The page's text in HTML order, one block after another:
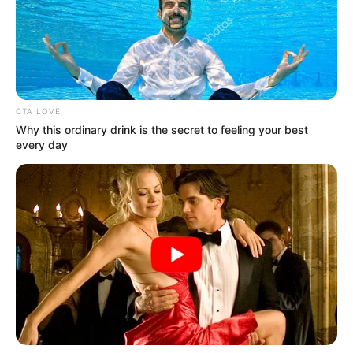
uno a veces no las espera. El artista se debe a su público
y no es la primera vez que pasa algo así en una tarima.
Esta es una comunidad a la que yo respeto y lo último
que yo tendría hacia a ellos sería una reacción de
grosería, de humillación o de racismo. Simplemente como
un artista profesional le doy manejo a la situación y ya”,
Agregó: “A todos esos que están pensando esas cosas de
mí, quiero decirlesque no soy eso que piensan, yo tengo
mi esposa, dos hijos, un hogar y soy feliz. Tengo paz y
tranquilidad en mi corazón. Lo importante fue que la
gente en la fiesta se disfrutó el show, más allá de lo que
haya pasado”.
Lea también:
Video: Por un descuido, mujer se quemó el
cabello en pleno concierto de música popular
Jesu Romero, es un artista vallenato de 32 años que se
CTA LOVE
Why this ordinary drink is the secret to feeling your best
every day